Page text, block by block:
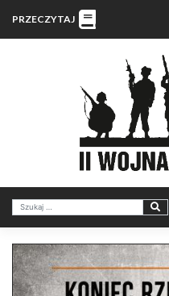
PRZECZYTAJ